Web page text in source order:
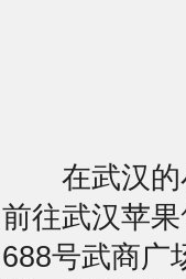
在武汉的
前往武汉苹
688号武商广